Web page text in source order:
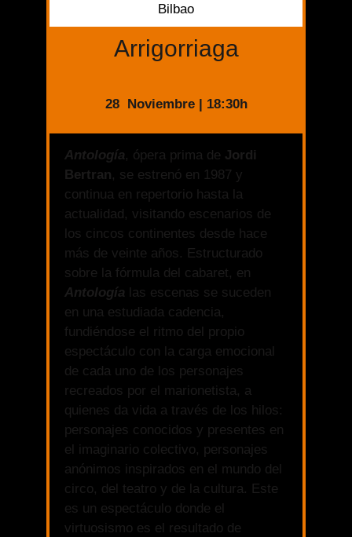
Bilbao
Arrigorriaga
28 Noviembre | 18:30h
Antología, ópera prima de Jordi
Bertran, se estrenó en 1987 y
continua en repertorio hasta la
actualidad, visitando escenarios de
los cincos continentes desde hace
más de veinte años. Estructurado
sobre la fórmula del cabaret, en
Antología las escenas se suceden
en una estudiada cadencia,
fundiéndose el ritmo del propio
espectáculo con la carga emocional
de cada uno de los personajes
recreados por el marionetista, a
quienes da vida a través de los hilos:
personajes conocidos y presentes en
el imaginario colectivo, personajes
anónimos inspirados en el mundo del
circo, del teatro y de la cultura. Este
es un espectáculo donde el
virtuosismo es el resultado de